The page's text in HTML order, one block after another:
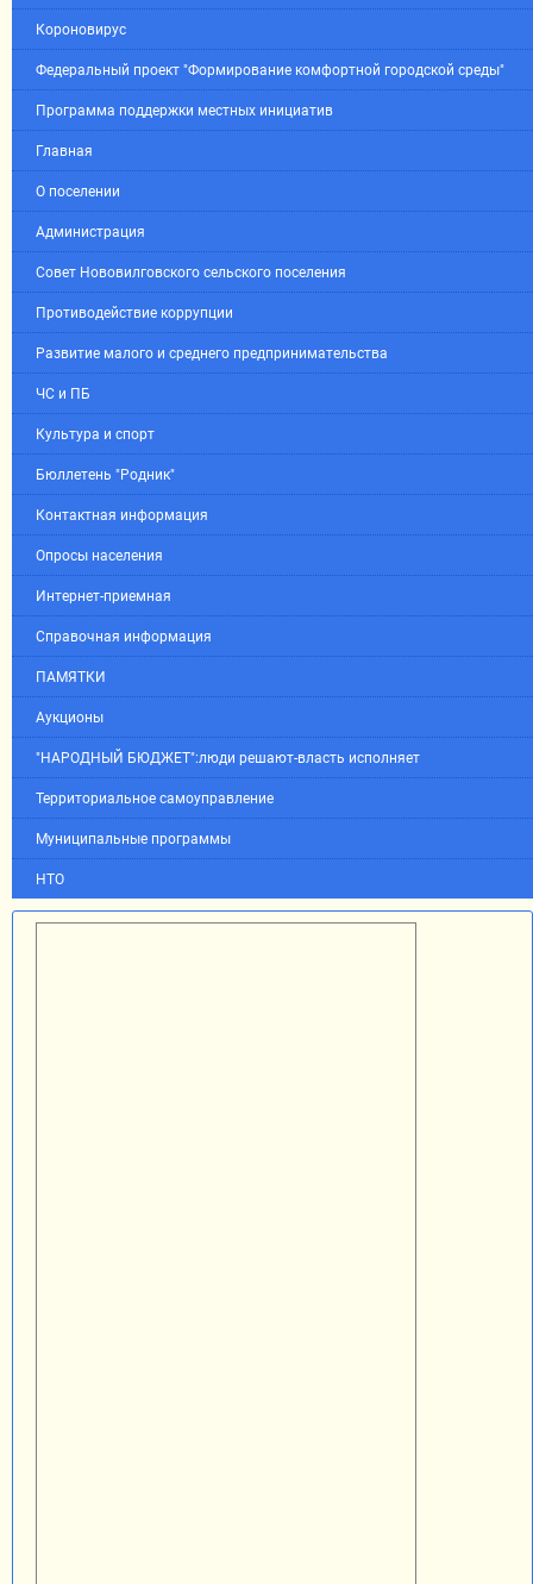
Короновирус
Федеральный проект "Формирование комфортной городской среды"
Программа поддержки местных инициатив
Главная
О поселении
Администрация
Совет Нововилговского сельского поселения
Противодействие коррупции
Развитие малого и среднего предпринимательства
ЧС и ПБ
Культура и спорт
Бюллетень "Родник"
Контактная информация
Опросы населения
Интернет-приемная
Справочная информация
ПАМЯТКИ
Аукционы
"НАРОДНЫЙ БЮДЖЕТ":люди решают-власть исполняет
Территориальное самоуправление
Муниципальные программы
НТО